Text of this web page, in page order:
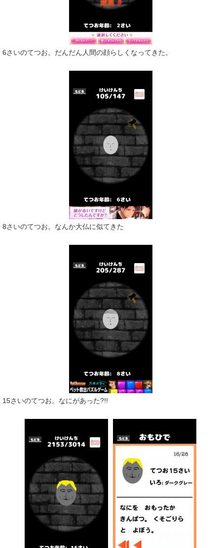
6さいのてつお。だんだん人間の顔らしくなってきた。
8さいのてつお。なんか大仏に似てきた
15さいのてつお。なにがあった?!!